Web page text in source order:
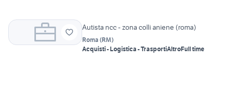
Autista ncc - zona colli aniene (roma)
Roma (RM)
Acquisti - Logistica - TrasportiAltroFull time